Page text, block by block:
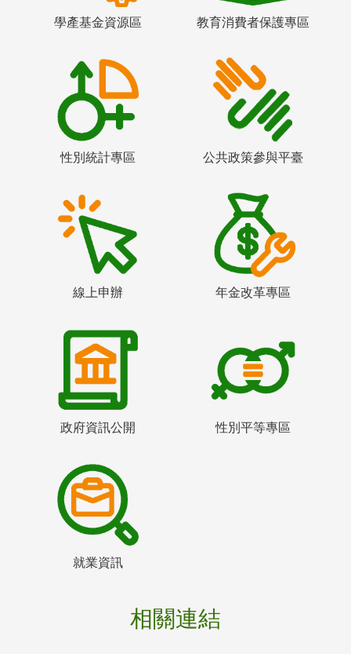
學產基金資源區 教育消費者保護專區
性別統計專區 公共政策參與平臺
線上申辦 年金改革專區
政府資訊公開 性別平等專區
就業資訊
相關連結